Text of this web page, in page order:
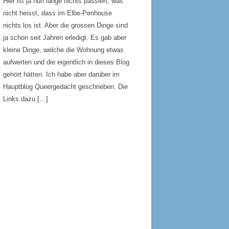
nicht heisst, dass im Elbe-Penhouse
nichts los ist. Aber die grossen Dinge sind
ja schon seit Jahren erledigt. Es gab aber
kleine Dinge, welche die Wohnung etwas
aufwerten und die eigentlich in dieses Blog
gehört hätten. Ich habe aber darüber im
Hauptblog Queergedacht geschrieben. Die
Links dazu […]